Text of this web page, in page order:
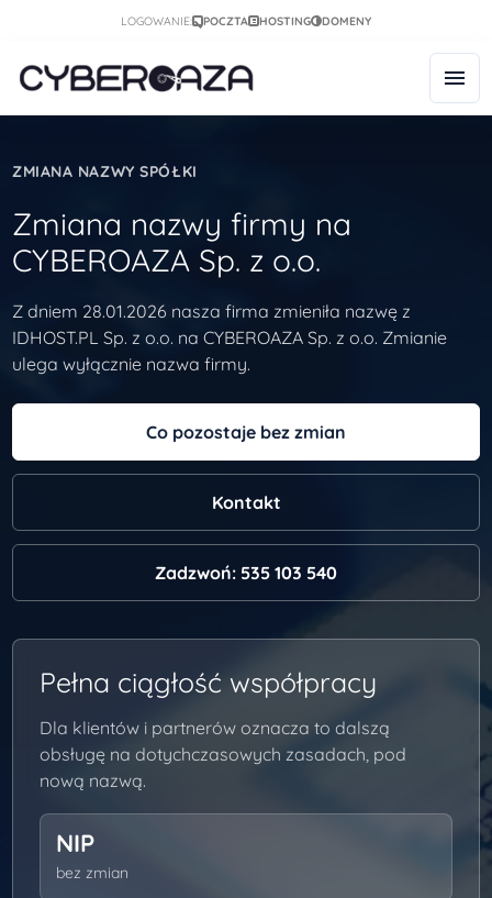
LOGOWANIE: POCZTA HOSTING DOMENY
ZMIANA NAZWY SPÓŁKI
Zmiana nazwy firmy na
CYBEROAZA Sp. z o.o.
Z dniem 28.01.2026 nasza firma zmieniła nazwę z
IDHOST.PL Sp. z o.o. na CYBEROAZA Sp. z o.o. Zmianie
ulega wyłącznie nazwa firmy.
Co pozostaje bez zmian
Kontakt
Zadzwoń: 535 103 540
Pełna ciągłość współpracy
Dla klientów i partnerów oznacza to dalszą
obsługę na dotychczasowych zasadach, pod
nową nazwą.
NIP
bez zmian